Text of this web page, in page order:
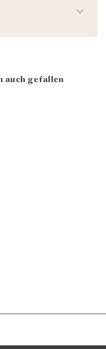
auch gefallen